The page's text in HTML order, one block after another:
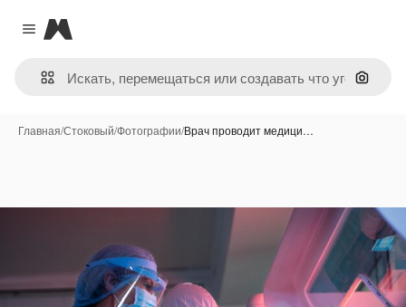
Close menu
Magnific
Поиск
Главная/Стоковый/Фотографии/Врач проводит медици…